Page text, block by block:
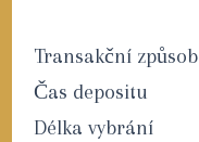
Transakční způsob
Čas depositu
Délka vybrání